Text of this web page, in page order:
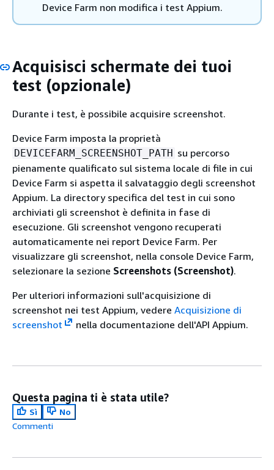
Device Farm non modifica i test Appium.
Acquisisci schermate dei tuoi
test (opzionale)
Durante i test, è possibile acquisire screenshot.
Device Farm imposta la proprietà
DEVICEFARM_SCREENSHOT_PATH su percorso
pienamente qualificato sul sistema locale di file in cui
Device Farm si aspetta il salvataggio degli screenshot
Appium. La directory specifica del test in cui sono
archiviati gli screenshot è definita in fase di
esecuzione. Gli screenshot vengono recuperati
automaticamente nei report Device Farm. Per
visualizzare gli screenshot, nella console Device Farm,
selezionare la sezione Screenshots (Screenshot).
Per ulteriori informazioni sull'acquisizione di
screenshot nei test Appium, vedere Acquisizione di
screenshot
nella documentazione dell'API Appium.
Questa pagina ti è stata utile?
Sì
No
Commenti